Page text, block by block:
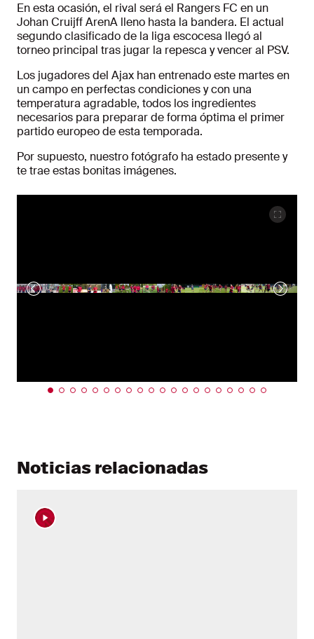
En esta ocasión, el rival será el Rangers FC en un
Johan Cruijff ArenA lleno hasta la bandera. El actual
segundo clasificado de la liga escocesa llegó al
torneo principal tras jugar la repesca y vencer al PSV.
Los jugadores del Ajax han entrenado este martes en
un campo en perfectas condiciones y con una
temperatura agradable, todos los ingredientes
necesarios para preparar de forma óptima el primer
partido europeo de esta temporada.
Por supuesto, nuestro fotógrafo ha estado presente y
te trae estas bonitas imágenes.
Noticias relacionadas